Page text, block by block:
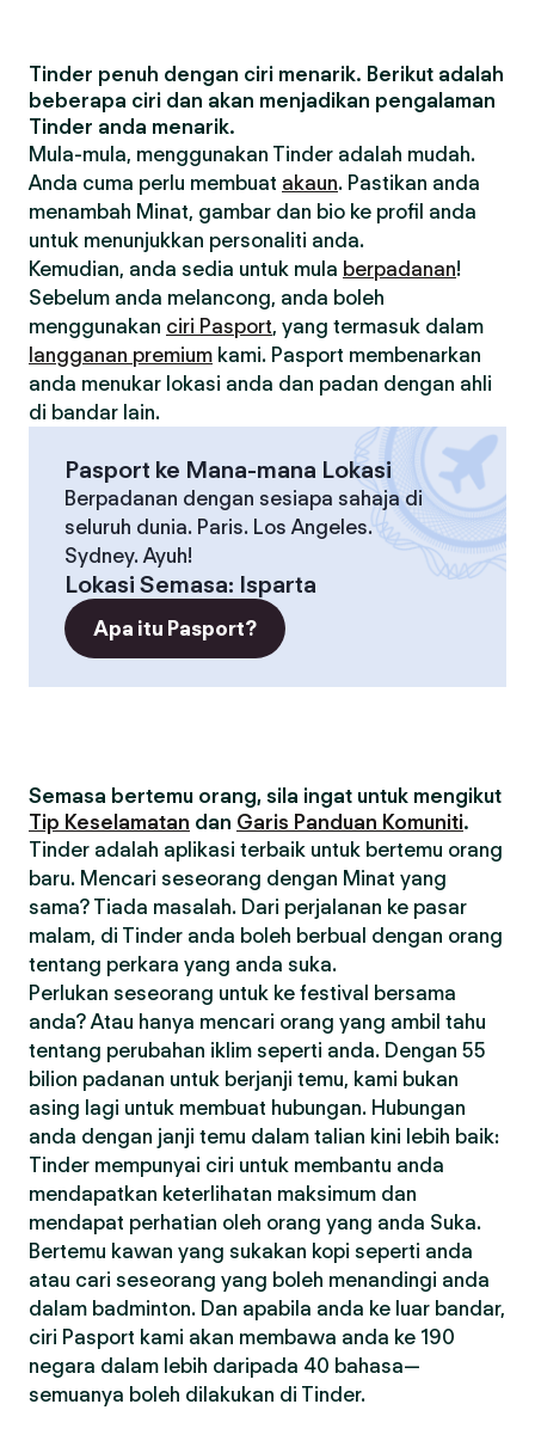
Tinder penuh dengan ciri menarik. Berikut adalah
beberapa ciri dan akan menjadikan pengalaman
Tinder anda menarik.
Mula-mula, menggunakan Tinder adalah mudah.
Anda cuma perlu membuat akaun. Pastikan anda
menambah Minat, gambar dan bio ke profil anda
untuk menunjukkan personaliti anda.
Kemudian, anda sedia untuk mula berpadanan!
Sebelum anda melancong, anda boleh
menggunakan ciri Pasport, yang termasuk dalam
langganan premium kami. Pasport membenarkan
anda menukar lokasi anda dan padan dengan ahli
di bandar lain.
Pasport ke Mana-mana Lokasi
Berpadanan dengan sesiapa sahaja di
seluruh dunia. Paris. Los Angeles.
Sydney. Ayuh!
Lokasi Semasa: Isparta
Apa itu Pasport?
Semasa bertemu orang, sila ingat untuk mengikut
Tip Keselamatan dan Garis Panduan Komuniti.
Tinder adalah aplikasi terbaik untuk bertemu orang
baru. Mencari seseorang dengan Minat yang
sama? Tiada masalah. Dari perjalanan ke pasar
malam, di Tinder anda boleh berbual dengan orang
tentang perkara yang anda suka.
Perlukan seseorang untuk ke festival bersama
anda? Atau hanya mencari orang yang ambil tahu
tentang perubahan iklim seperti anda. Dengan 55
bilion padanan untuk berjanji temu, kami bukan
asing lagi untuk membuat hubungan. Hubungan
anda dengan janji temu dalam talian kini lebih baik:
Tinder mempunyai ciri untuk membantu anda
mendapatkan keterlihatan maksimum dan
mendapat perhatian oleh orang yang anda Suka.
Bertemu kawan yang sukakan kopi seperti anda
atau cari seseorang yang boleh menandingi anda
dalam badminton. Dan apabila anda ke luar bandar,
ciri Pasport kami akan membawa anda ke 190
negara dalam lebih daripada 40 bahasa—
semuanya boleh dilakukan di Tinder.